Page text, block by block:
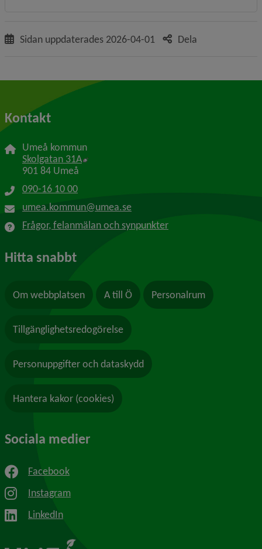
Sidan uppdaterades 2026-04-01 Dela
Kontakt
Umeå kommun
Skolgatan 31A Länk till annan webbplats, öppnas i nytt
901 84 Umeå
090-16 10 00
umea.kommun@umea.se
Frågor, felanmälan och synpunkter
Hitta snabbt
Om webbplatsen A till Ö Personalrum
Tillgänglighetsredogörelse
Personuppgifter och dataskydd
Hantera kakor (cookies)
Sociala medier
Facebook
Instagram
LinkedIn